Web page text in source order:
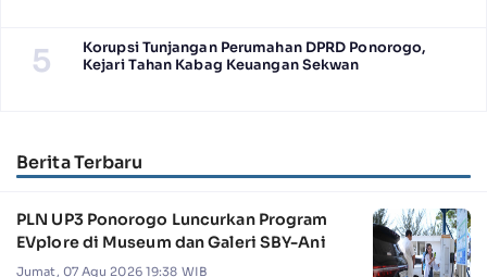
5
Korupsi Tunjangan Perumahan DPRD Ponorogo,
Kejari Tahan Kabag Keuangan Sekwan
Berita Terbaru
PLN UP3 Ponorogo Luncurkan Program
EVplore di Museum dan Galeri SBY-Ani
Jumat, 07 Agu 2026 19:38 WIB